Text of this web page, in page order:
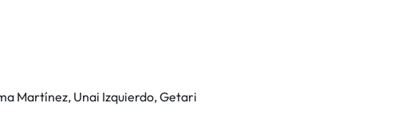
Martínez, Unai Izquierdo, Getari